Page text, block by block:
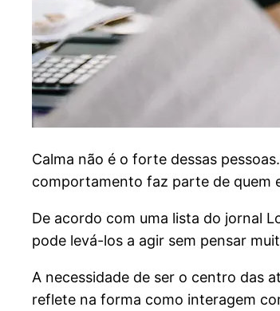
Calma não é o forte dessas
comportamento faz parte de quem
De acordo com uma lista do jornal
pode levá-los a agir sem pensar
A necessidade de ser o centro das
reflete na forma como interagem